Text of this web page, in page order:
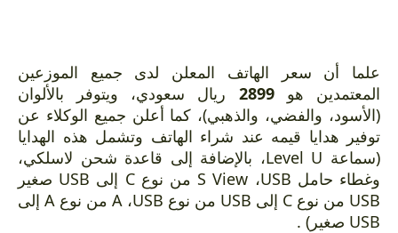
علما أن سعر الهاتف المعلن لدى جميع الموزعين
المعتمدين هو2899
ريال سعودي، ويتوفر بالألوان
(الأسود، والفضي، والذهبي)، كما أعلن جميع الوكلاء عن
توفير هدايا قيمه عند شراء الهاتف وتشمل هذه الهدايا
(سماعة Level U، بالإضافة إلى قاعدة شحن لاسلكي،
وغطاء حامل S View ،USB من نوع C إلى USB صغير
USB من نوع C إلى USB من نوع A ،USB من نوع A إلى
USB صغير) .